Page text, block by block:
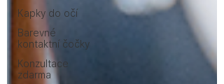
Kapky do očí
Barevné
kontaktní čočky
Konzultace
zdarma